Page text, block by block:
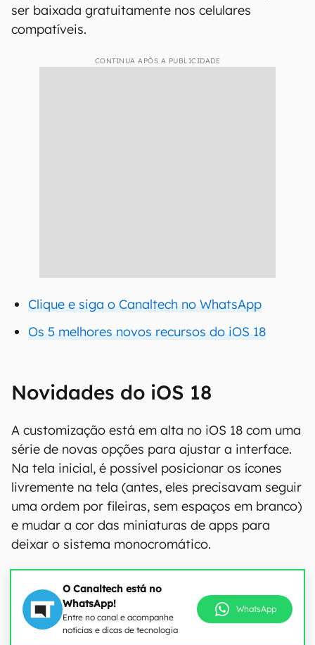
ser baixada gratuitamente nos celulares
compatíveis.
CONTINUA APÓS A PUBLICIDADE
Clique e siga o Canaltech no WhatsApp
Os 5 melhores novos recursos do iOS 18
Novidades do iOS 18
A customização está em alta no iOS 18 com uma
série de novas opções para ajustar a interface.
Na tela inicial, é possível posicionar os ícones
livremente na tela (antes, eles precisavam seguir
uma ordem por fileiras, sem espaços em branco)
e mudar a cor das miniaturas de apps para
deixar o sistema monocromático.
O Canaltech está no
WhatsApp!
Entre no canal e acompanhe
notícias e dicas de tecnologia
WhatsApp